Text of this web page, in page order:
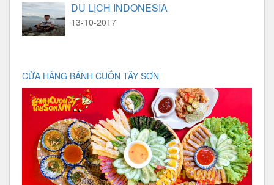
DU LỊCH INDONESIA
13-10-2017
CỬA HÀNG BÁNH CUỐN TÂY SƠN